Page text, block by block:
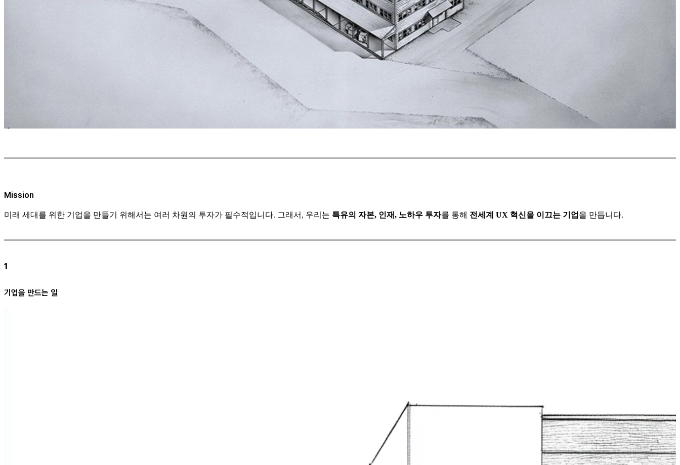
Mission
미래 세대를 위한 기업을 만들기 위해서는 여러 차원의 투자가 필수적입니다. 그래서, 우리는 특유의 자본, 인재, 노하우 투자를 통해 전세계 UX 혁신을 이끄는 기업 을 만듭니다.
1
기업을 만드는 일